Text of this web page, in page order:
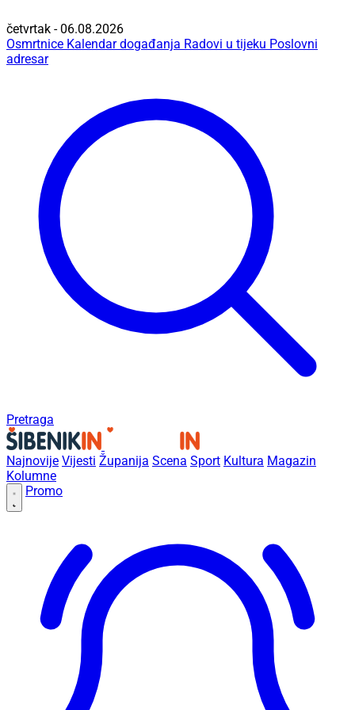
četvrtak - 06.08.2026
Osmrtnice Kalendar događanja Radovi u tijeku Poslovni
adresar
Pretraga
Najnovije Vijesti Županija Scena Sport Kultura Magazin
Kolumne
Promo